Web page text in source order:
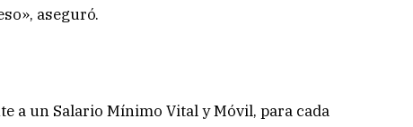
aseguró.
a un Salario Mínimo Vital y Móvil, para cada